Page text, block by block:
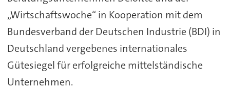
„Wirtschaftswoche“ in Kooperation mit dem
Bundesverband der Deutschen Industrie (BDI) in
Deutschland vergebenes internationales
Gütesiegel für erfolgreiche mittelständische
Unternehmen.